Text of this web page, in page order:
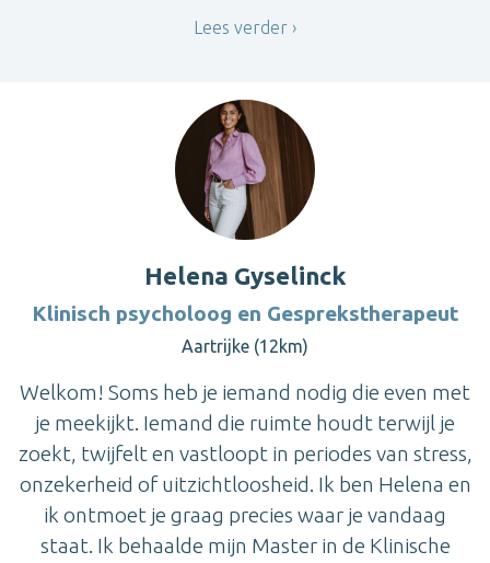
Lees verder
Helena Gyselinck
Klinisch psycholoog en Gesprekstherapeut
Aartrijke (12km)
Welkom! Soms heb je iemand nodig die even met
je meekijkt. Iemand die ruimte houdt terwijl je
zoekt, twijfelt en vastloopt in periodes van stress,
onzekerheid of uitzichtloosheid. Ik ben Helena en
ik ontmoet je graag precies waar je vandaag
staat. Ik behaalde mijn Master in de Klinische